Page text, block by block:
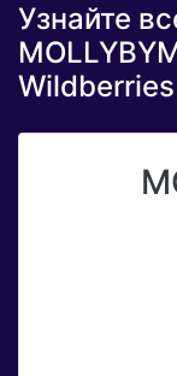
Узнайте
Wildberries